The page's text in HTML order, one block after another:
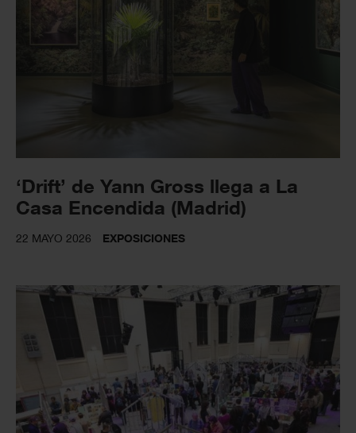
‘Drift’ de Yann Gross llega a La
Casa Encendida (Madrid)
22 MAYO 2026 EXPOSICIONES